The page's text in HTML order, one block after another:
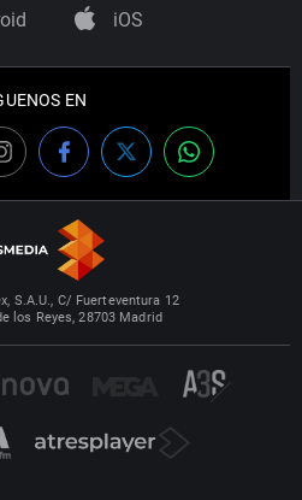
iOS
EN
S.A.U., C/ Fuerteventura 12
los Reyes, 28703 Madrid